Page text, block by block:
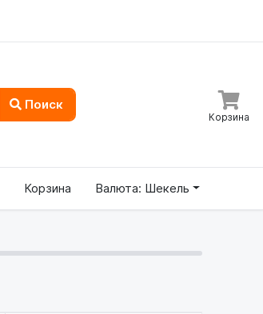
Поиск
Корзина
Корзина Валюта: Шекель